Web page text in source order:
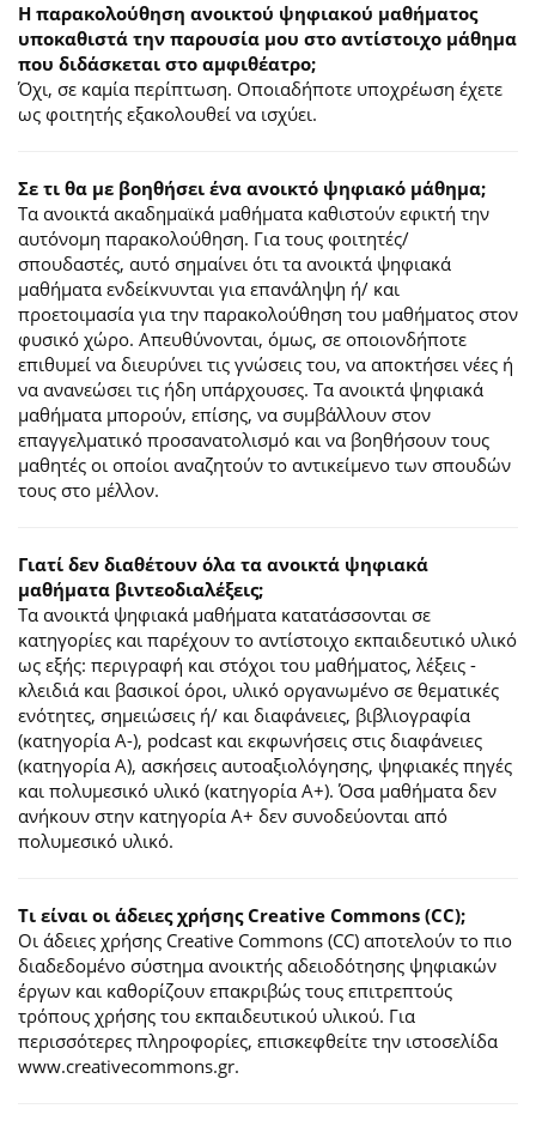
Η παρακολούθηση ανοικτού ψηφιακού μαθήματος
υποκαθιστά την παρουσία μου στο αντίστοιχο μάθημα
που διδάσκεται στο αμφιθέατρο;
Όχι, σε καμία περίπτωση. Οποιαδήποτε υποχρέωση έχετε
ως φοιτητής εξακολουθεί να ισχύει.
Σε τι θα με βοηθήσει ένα ανοικτό ψηφιακό μάθημα;
Τα ανοικτά ακαδημαϊκά μαθήματα καθιστούν εφικτή την
αυτόνομη παρακολούθηση. Για τους φοιτητές/
σπουδαστές, αυτό σημαίνει ότι τα ανοικτά ψηφιακά
μαθήματα ενδείκνυνται για επανάληψη ή/ και
προετοιμασία για την παρακολούθηση του μαθήματος στον
φυσικό χώρο. Απευθύνονται, όμως, σε οποιονδήποτε
επιθυμεί να διευρύνει τις γνώσεις του, να αποκτήσει νέες ή
να ανανεώσει τις ήδη υπάρχουσες. Τα ανοικτά ψηφιακά
μαθήματα μπορούν, επίσης, να συμβάλλουν στον
επαγγελματικό προσανατολισμό και να βοηθήσουν τους
μαθητές οι οποίοι αναζητούν το αντικείμενο των σπουδών
τους στο μέλλον.
Γιατί δεν διαθέτουν όλα τα ανοικτά ψηφιακά
μαθήματα βιντεοδιαλέξεις;
Τα ανοικτά ψηφιακά μαθήματα κατατάσσονται σε
κατηγορίες και παρέχουν το αντίστοιχο εκπαιδευτικό υλικό
ως εξής: περιγραφή και στόχοι του μαθήματος, λέξεις -
κλειδιά και βασικοί όροι, υλικό οργανωμένο σε θεματικές
ενότητες, σημειώσεις ή/ και διαφάνειες, βιβλιογραφία
(κατηγορία Α-), podcast και εκφωνήσεις στις διαφάνειες
(κατηγορία Α), ασκήσεις αυτοαξιολόγησης, ψηφιακές πηγές
και πολυμεσικό υλικό (κατηγορία Α+). Όσα μαθήματα δεν
ανήκουν στην κατηγορία Α+ δεν συνοδεύονται από
πολυμεσικό υλικό.
Τι είναι οι άδειες χρήσης Creative Commons (CC);
Οι άδειες χρήσης Creative Commons (CC) αποτελούν το πιο
διαδεδομένο σύστημα ανοικτής αδειοδότησης ψηφιακών
έργων και καθορίζουν επακριβώς τους επιτρεπτούς
τρόπους χρήσης του εκπαιδευτικού υλικού. Για
περισσότερες πληροφορίες, επισκεφθείτε την ιστοσελίδα
www.creativecommons.gr.